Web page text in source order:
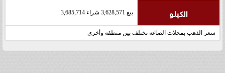
الكيلو بيع 3,628,571 شراء 3,685,714
سعر الذهب بمحلات الصاغة تختلف بين منطقة وأخرى